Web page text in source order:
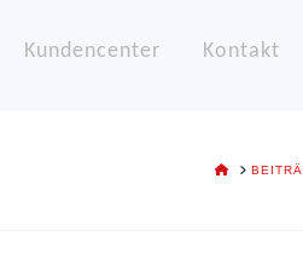
Kundencenter Kontakt
HOME